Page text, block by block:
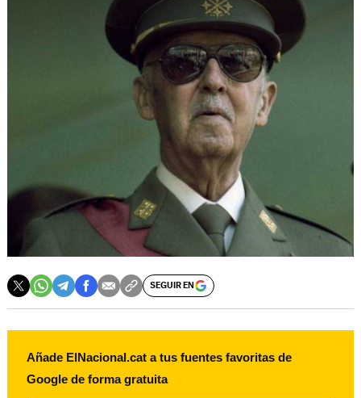
SEGUIR EN
Añade ElNacional.cat a tus fuentes favoritas de
Google de forma gratuita